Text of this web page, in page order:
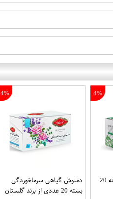
4%
دمنوش گیاهی نعناع بسته 20
4%
دمنوش گیاهی سرماخوردگی
بسته 20 عددی از برند گلستان